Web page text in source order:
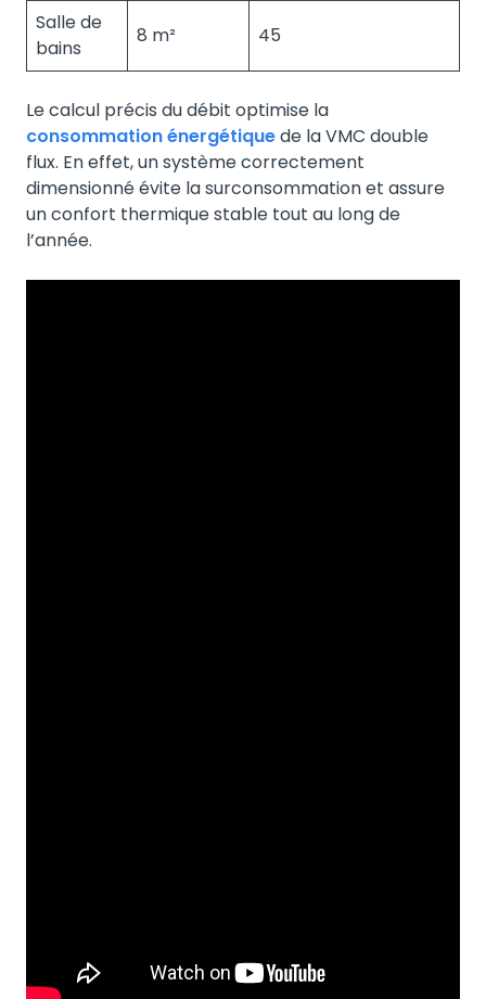
Salle de
bains
8 m² 45
Le calcul précis du débit optimise la
consommation énergétiquede la VMC double
flux. En effet, un système correctement
dimensionné évite la surconsommation et assure
un confort thermique stable tout au long de
l’année.